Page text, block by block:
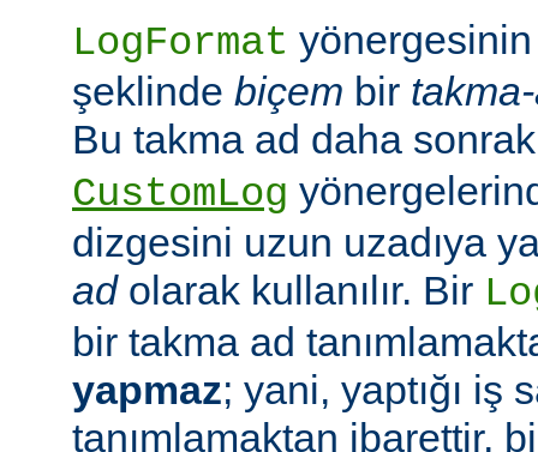
LogFormat
şeklinde biçem bir
Bu takma ad daha
CustomLog
dizgesini uzun uzadıya
adolarak kullanılır. Bir
bir takma ad
yapmaz; yani, yaptığı iş
tanımlamaktan ibarettir,